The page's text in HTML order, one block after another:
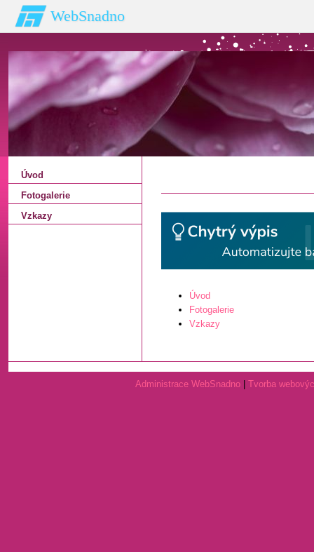
WebSnadno
Úvod
Fotogalerie
Vzkazy
Úvod
Fotogalerie
Vzkazy
Administrace WebSnadno Tvorba